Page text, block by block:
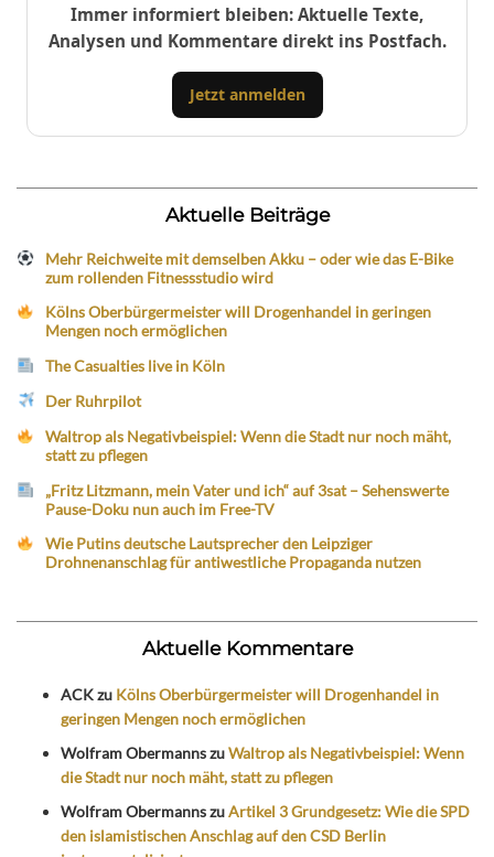
Immer informiert bleiben: Aktuelle Texte,
Analysen und Kommentare direkt ins Postfach.
Jetzt anmelden
Aktuelle Beiträge
Mehr Reichweite mit demselben Akku – oder wie das E-Bike
zum rollenden Fitnessstudio wird
Kölns Oberbürgermeister will Drogenhandel in geringen
Mengen noch ermöglichen
The Casualties live in Köln
Der Ruhrpilot
Waltrop als Negativbeispiel: Wenn die Stadt nur noch mäht,
statt zu pflegen
„Fritz Litzmann, mein Vater und ich“ auf 3sat – Sehenswerte
Pause-Doku nun auch im Free-TV
Wie Putins deutsche Lautsprecher den Leipziger
Drohnenanschlag für antiwestliche Propaganda nutzen
Aktuelle Kommentare
ACKzu Kölns Oberbürgermeister will Drogenhandel in
geringen Mengen noch ermöglichen
Wolfram ObermannszuWaltrop als Negativbeispiel: Wenn
die Stadt nur noch mäht, statt zu pflegen
Wolfram ObermannszuArtikel 3 Grundgesetz: Wie die SPD
den islamistischen Anschlag auf den CSD Berlin